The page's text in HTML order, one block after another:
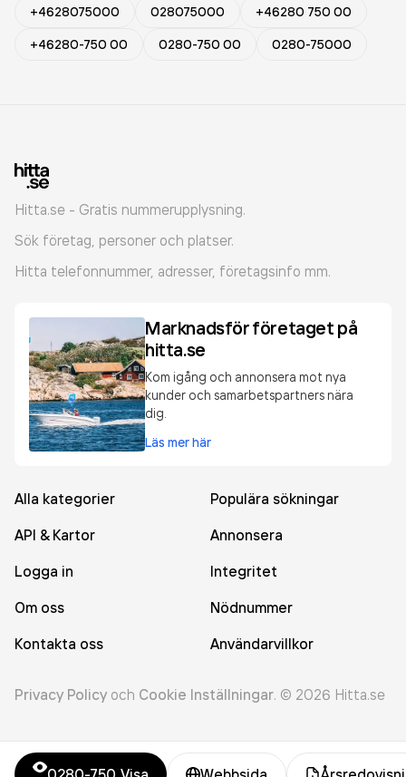
+4628075000 028075000
+46280 750 00
+46280-750 00
0280-750 00 0280-75000
Hitta.se - Gratis nummerupplysning.
Sök företag, personer och platser.
Hitta telefonnummer, adresser, företagsinfo mm.
Marknadsför företaget på
hitta.se
Kom igång och annonsera mot nya
kunder och samarbetspartners nära
dig.
Läs mer här
Alla kategorier
Populära sökningar
API & Kartor
Annonsera
Logga in
Integritet
Om oss
Nödnummer
Kontakta oss
Användarvillkor
Privacy Policy och Cookie Inställningar. © 2026 Hitta.se